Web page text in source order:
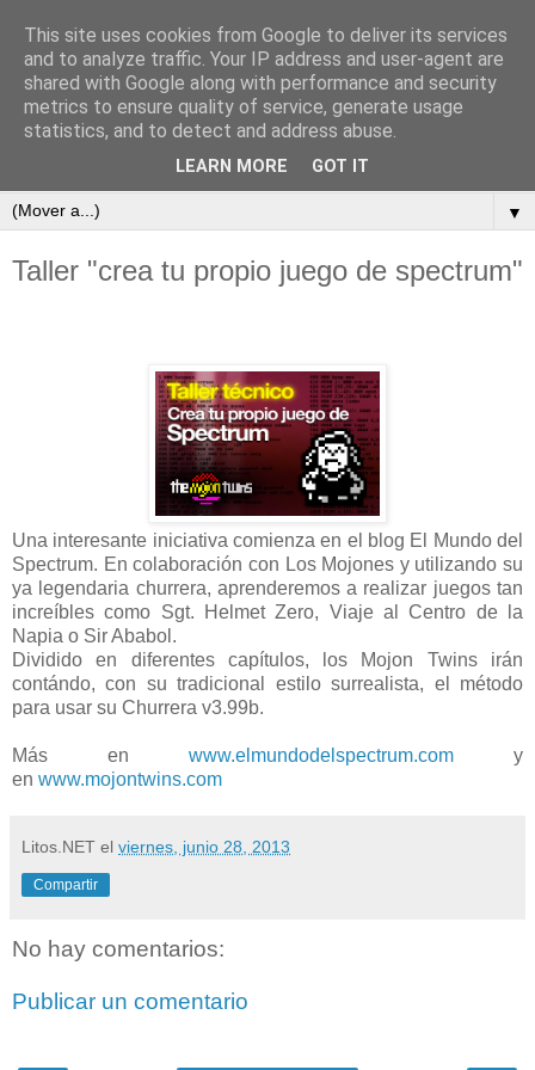
▼
Taller "crea tu propio juego de spectrum"
Una interesante iniciativa comienza en el blog El Mundo del
Spectrum. En colaboración con Los Mojones y utilizando su
ya legendaria churrera, aprenderemos a realizar juegos tan
increíbles como Sgt. Helmet Zero, Viaje al Centro de la
Napia o Sir Ababol.
Dividido en diferentes capítulos, los Mojon Twins irán
contándo, con su tradicional estilo surrealista, el método
para usar su Churrera v3.99b.
Más en www.elmundodelspectrum.com y
en www.mojontwins.com
Litos.NET el viernes, junio 28, 2013
Compartir
No hay comentarios:
Publicar un comentario
This site uses cookies from Google to deliver its services
and to analyze traffic. Your IP address and user-agent are
shared with Google along with performance and security
metrics to ensure quality of service, generate usage
statistics, and to detect and address abuse.
LEARN MORE GOT IT